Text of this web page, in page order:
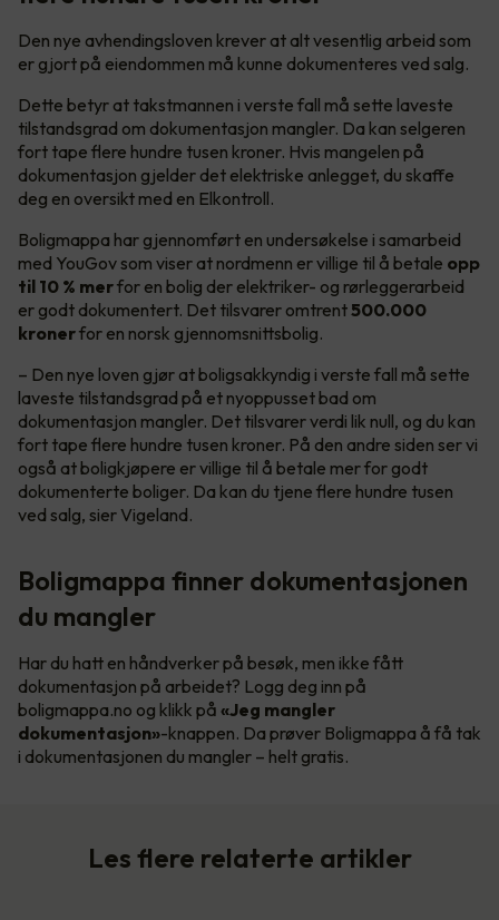
Den nye avhendingsloven krever at alt vesentlig arbeid som
er gjort på eiendommen må kunne dokumenteres ved salg.
Dette betyr at takstmannen i verste fall må sette laveste
tilstandsgrad om dokumentasjon mangler. Da kan selgeren
fort tape flere hundre tusen kroner. Hvis mangelen på
dokumentasjon gjelder det elektriske anlegget, du skaffe
deg en oversikt med en Elkontroll.
Boligmappa har gjennomført en undersøkelse i samarbeid
med YouGov som viser at nordmenn er villige til å betale opp
til 10 % merfor en bolig der elektriker- og rørleggerarbeid
er godt dokumentert. Det tilsvarer omtrent500.000
kronerfor en norsk gjennomsnittsbolig.
– Den nye loven gjør at boligsakkyndig i verste fall må sette
laveste tilstandsgrad på et nyoppusset bad om
dokumentasjon mangler. Det tilsvarer verdi lik null, og du kan
fort tape flere hundre tusen kroner. På den andre siden ser vi
også at boligkjøpere er villige til å betale mer for godt
dokumenterte boliger. Da kan du tjene flere hundre tusen
ved salg, sier Vigeland.
Boligmappa finner dokumentasjonen
du mangler
Har du hatt en håndverker på besøk, men ikke fått
dokumentasjon på arbeidet? Logg deg inn på
boligmappa.no og klikk på «Jeg mangler
dokumentasjon»-knappen. Da prøver Boligmappa å få tak
i dokumentasjonen du mangler – helt gratis.
Les flere relaterte artikler